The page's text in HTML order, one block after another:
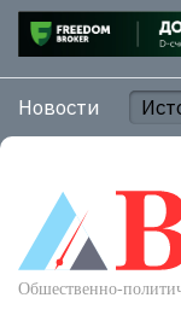
Новости